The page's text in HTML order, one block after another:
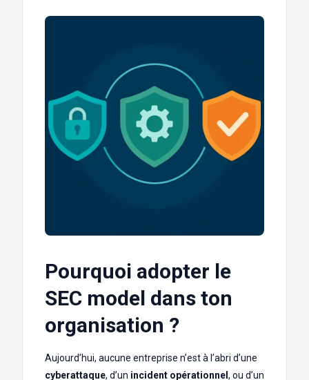
Pourquoi adopter le
SEC model dans ton
organisation ?
Aujourd’hui, aucune entreprise n’est à l’abri d’une
cyberattaque, d’un incident opérationnel , ou d’un